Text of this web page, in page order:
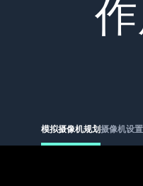
模拟摄像机规划摄像机设置